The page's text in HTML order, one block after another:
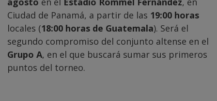
Ciudad de Panamá, a partir de las 19:00 horas
locales (18:00 horas de Guatemala). Será el
segundo compromiso del conjunto altense en el
Grupo A, en el que buscará sumar sus primeros
puntos del torneo.